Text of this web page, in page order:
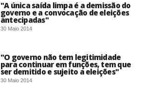
"A única saída limpa é a demissão do
governo e a convocação de eleições
antecipadas"
30 Maio 2014
"O governo não tem legitimidade
para continuar em funções, tem que
ser demitido e sujeito a eleições"
30 Maio 2014